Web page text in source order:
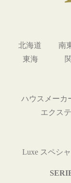
北海道
南
東海
ハウスメーカ
エクス
Luxe スペシ